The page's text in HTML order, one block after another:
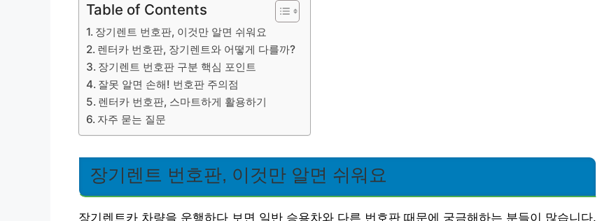
Table of Contents
장기렌트 번호판, 이것만 알면 쉬워요
렌터카 번호판, 장기렌트와 어떻게 다를까?
장기렌트 번호판 구분 핵심 포인트
잘못 알면 손해! 번호판 주의점
렌터카 번호판, 스마트하게 활용하기
자주 묻는 질문
장기렌트 번호판, 이것만 알면 쉬워요
장기렌트카 차량을 운행하다 보면 일반 승용차와 다른 번호판 때문에 궁금해하는 분들이 많습니다.